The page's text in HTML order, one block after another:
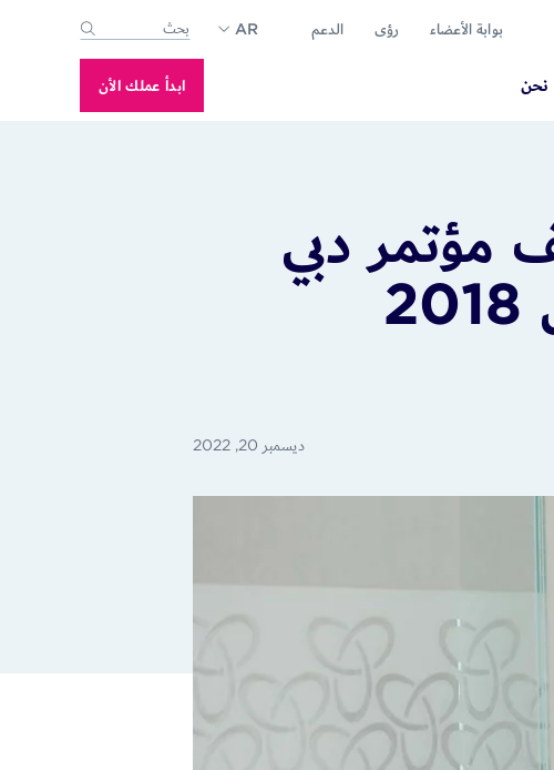
بوابة الأعضاء رؤى الدعم AR
feature attached.
the search field is empty.
نحن ابدأ عملك الأن
مؤتمر دبي
ديسمبر 20, 2022